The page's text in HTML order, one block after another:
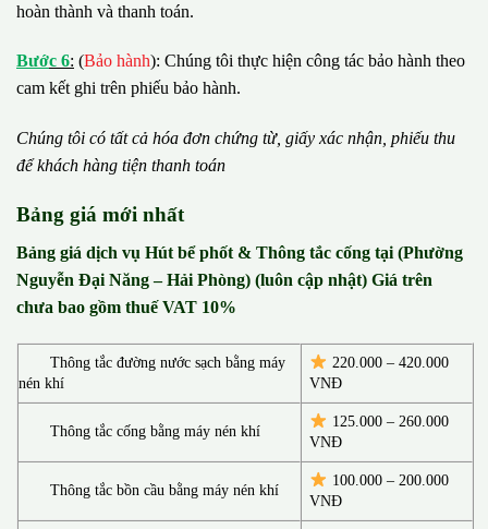
hoàn thành và thanh toán.
Bước 6: (Bảo hành): Chúng tôi thực hiện công tác bảo hành theo
cam kết ghi trên phiếu bảo hành.
Chúng tôi có tất cả hóa đơn chứng từ, giấy xác nhận, phiếu thu
đểkhách hàng tiện thanh toán
Bảng giá mới nhất
Bảng giá dịch vụ Hút bể phốt & Thông tắc cống tại (Phường
Nguyễn Đại Năng – Hải Phòng) (luôn cập nhật) Giá trên
chưa bao gồm thuế VAT 10%
Thông tắc đường nước sạch bằng máy
nén khí
220.000 – 420.000
VNĐ
Thông tắc cống bằng máy nén khí
125.000 – 260.000
VNĐ
Thông tắc bồn cầu bằng máy nén khí
100.000 – 200.000
VNĐ